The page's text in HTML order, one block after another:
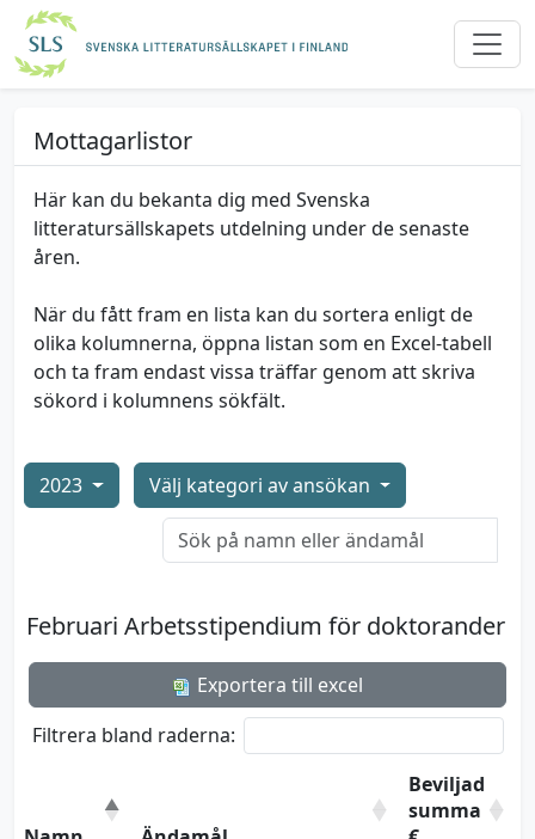
Mottagarlistor
Här kan du bekanta dig med Svenska
litteratursällskapets utdelning under de senaste
åren.
När du fått fram en lista kan du sortera enligt de
olika kolumnerna, öppna listan som en Excel-tabell
och ta fram endast vissa träffar genom att skriva
sökord i kolumnens sökfält.
2023 Välj kategori av ansökan
Februari Arbetsstipendium för doktorander
Exportera till excel
Filtrera bland raderna:
Beviljad
summa